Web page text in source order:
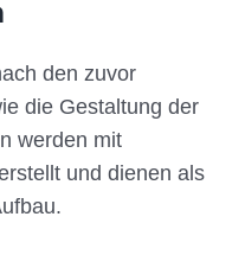
den zuvor
die Gestaltung der
werden mit
und dienen als